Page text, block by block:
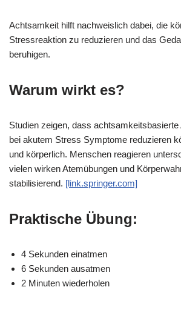
Achtsamkeit hilft nachweislich dabei, die
Stressreaktion zu reduzieren und das
beruhigen.
Warum wirkt es?
Studien zeigen, dass
bei akutem Stress Symptome reduzieren
und körperlich. Menschen reagieren
vielen wirken Atemübungen und
stabilisierend. [link.springer.com]
Praktische Übung:
4 Sekunden einatmen
6 Sekunden ausatmen
2 Minuten wiederholen